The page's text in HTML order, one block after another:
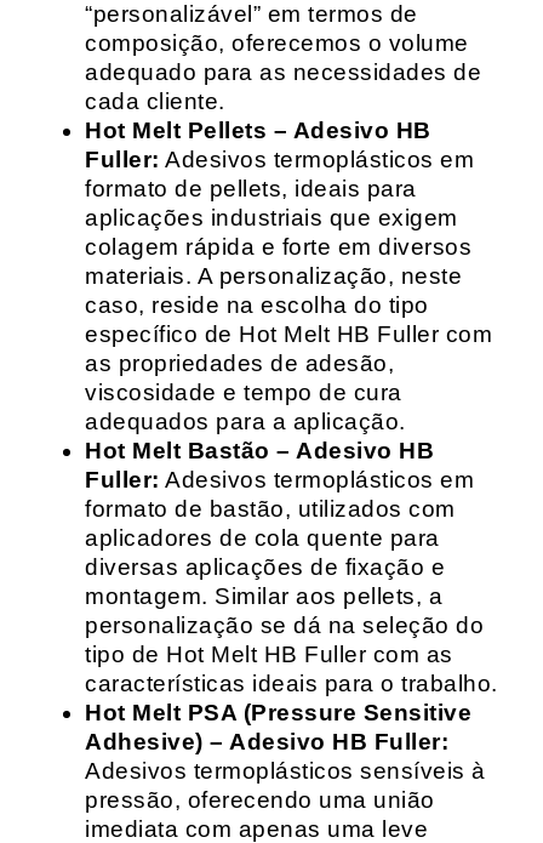
“personalizável” em termos de
composição, oferecemos o volume
adequado para as necessidades de
cada cliente.
Hot Melt Pellets – Adesivo HB
Fuller: Adesivos termoplásticos em
formato de pellets, ideais para
aplicações industriais que exigem
colagem rápida e forte em diversos
materiais. A personalização, neste
caso, reside na escolha do tipo
específico de Hot Melt HB Fuller com
as propriedades de adesão,
viscosidade e tempo de cura
adequados para a aplicação.
Hot Melt Bastão – Adesivo HB
Fuller: Adesivos termoplásticos em
formato de bastão, utilizados com
aplicadores de cola quente para
diversas aplicações de fixação e
montagem. Similar aos pellets, a
personalização se dá na seleção do
tipo de Hot Melt HB Fuller com as
características ideais para o trabalho.
Hot Melt PSA (Pressure Sensitive
Adhesive) – Adesivo HB Fuller:
Adesivos termoplásticos sensíveis à
pressão, oferecendo uma união
imediata com apenas uma leve